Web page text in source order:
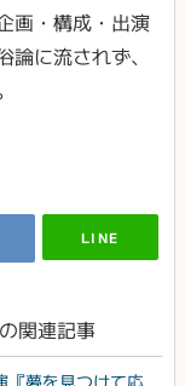
画・構成・出演
に流されず、
LINE
の関連記事
夢を見つけて応